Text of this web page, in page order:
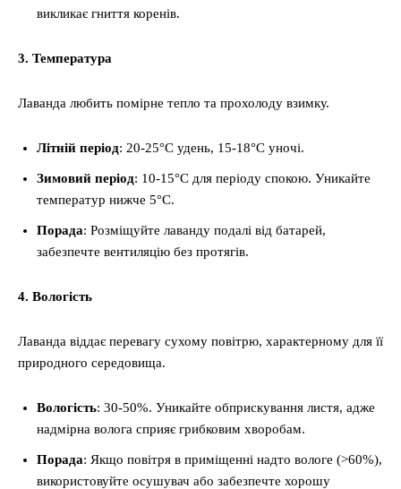
викликає гниття коренів.
3. Температура
Лаванда любить помірне тепло та прохолоду взимку.
Літній період: 20-25°C удень, 15-18°C уночі.
Зимовий період: 10-15°C для періоду спокою. Уникайте
температур нижче 5°C.
Порада: Розміщуйте лаванду подалі від батарей,
забезпечте вентиляцію без протягів.
4. Вологість
Лаванда віддає перевагу сухому повітрю, характерному для її
природного середовища.
Вологість: 30-50%. Уникайте обприскування листя, адже
надмірна волога сприяє грибковим хворобам.
Порада: Якщо повітря в приміщенні надто вологе (>60%),
використовуйте осушувач або забезпечте хорошу